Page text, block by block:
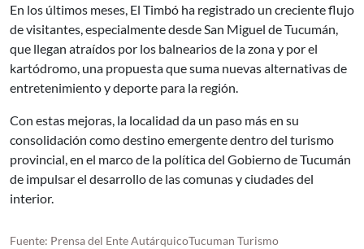
En los últimos meses, El Timbó ha registrado un creciente flujo
de visitantes, especialmente desde San Miguel de Tucumán,
que llegan atraídos por los balnearios de la zona y por el
kartódromo, una propuesta que suma nuevas alternativas de
entretenimiento y deporte para la región.
Con estas mejoras, la localidad da un paso más en su
consolidación como destino emergente dentro del turismo
provincial, en el marco de la política del Gobierno de Tucumán
de impulsar el desarrollo de las comunas y ciudades del
interior.
Fuente: Prensa del Ente AutárquicoTucuman Turismo